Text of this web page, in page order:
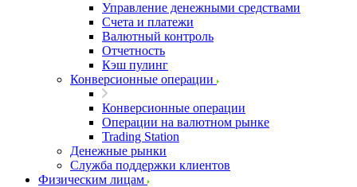
Управление денежными средствами
Счета и платежи
Валютный контроль
Отчетность
Кэш пулинг
Конверсионные операции
Конверсионные операции
Операции на валютном рынке
Trading Station
Денежные рынки
Служба поддержки клиентов
Физическим лицам